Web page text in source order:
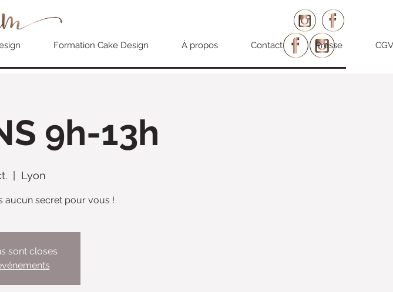
Formation Cake Design À propos Contact Presse CGV
9h-13h
  |
Lyon
aucun secret pour vous !
sont closes